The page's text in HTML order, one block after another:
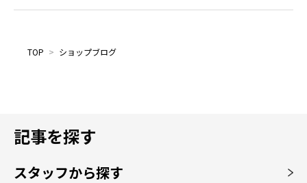
TOP > ショップブログ
記事を探す
スタッフから探す